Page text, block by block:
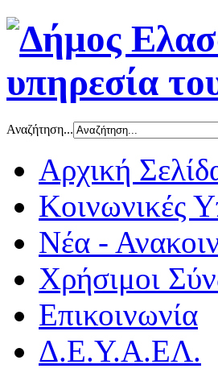
Αναζήτηση...
Αρχική
Κοινωνικές
Νέα -
Χρήσιμοι
Επικοινωνία
Δ.Ε.Υ.Α.ΕΛ.